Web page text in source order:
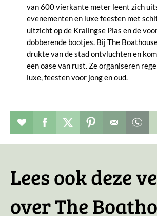
van 600 vierkante meter leent zich
evenementen en luxe feesten met
uitzicht op de Kralingse Plas en de
dobberende bootjes. Bij The
drukte van de stad ontvluchten en
een oase van rust. Ze organiseren
luxe, feesten voor jong en oud.
Restaurant toevoegen aan favorieten
Deel dit op facebook
Deel dit op twitter
Deel dit op
Lees ook deze
over The